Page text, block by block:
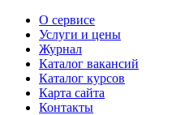
О сервисе
Услуги и цены
Журнал
Каталог вакансий
Каталог курсов
Карта сайта
Контакты